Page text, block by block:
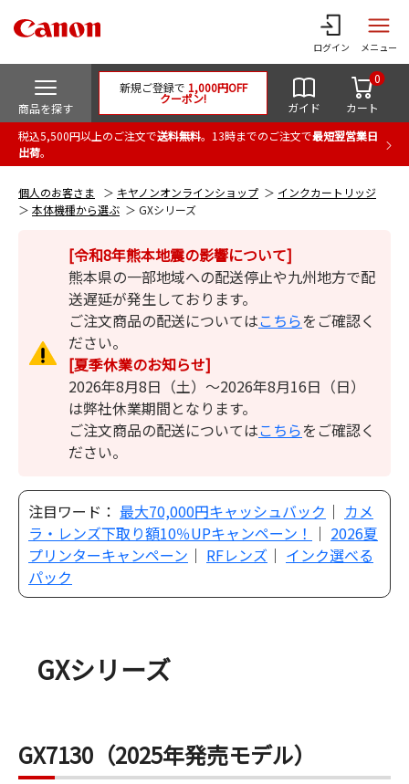
ログイン メニュー
商品を探す
新規ご登録で 1,000円OFF
クーポン!
ガイド カート
0
税込5,500円以上のご注文で送料無料。13時までのご注文で最短翌営業日
出荷。
個人のお客さま キヤノンオンラインショップ
インクカートリッジ
本体機種から選ぶ
GXシリーズ
[令和8年熊本地震の影響について]
熊本県の一部地域への配送停止や九州地方で配
送遅延が発生しております。
ご注文商品の配送についてはこちらをご確認く
ださい。
[夏季休業のお知らせ]
2026年8月8日（土）～2026年8月16日（日）
は弊社休業期間となります。
ご注文商品の配送についてはこちらをご確認く
ださい。
注目ワード： 最大70,000円キャッシュバック ｜ カメ
ラ・レンズ下取り額10％UPキャンペーン！
｜ 2026夏
プリンターキャンペーン ｜ RFレンズ ｜ インク選べる
パック
GXシリーズ
GX7130（2025年発売モデル）